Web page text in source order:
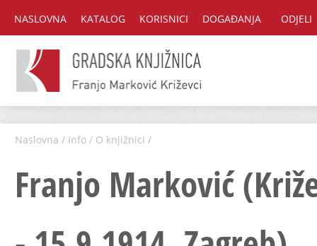
NASLOVNA KATALOG KORISNICI DOGAĐANJA ODJELI
Naslovna / Info / O knjižnici /
Franjo Marković